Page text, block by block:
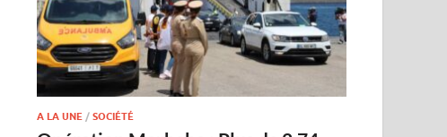
A LA UNE /SOCIÉTÉ